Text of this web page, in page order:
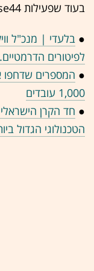
בעוד שפעילות Base44 נותרת מחוץ למהלך הפיטורים.
● בלעדי | מנכ"ל
לפיטורים
● המספרים שדחפו
1,000 עובדים
●
הטכנולוגי הגדול